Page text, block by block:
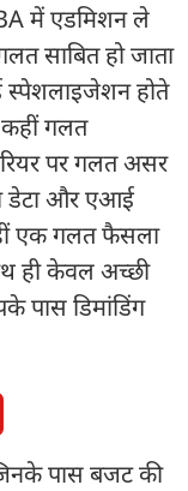
में एडमिशन ले
साबित हो जाता
स्पेशलाइजेशन होते
गलत
पर गलत असर
डेटा और एआई
एक गलत फैसला
ही केवल अच्छी
पास डिमांडिंग
पास बजट की